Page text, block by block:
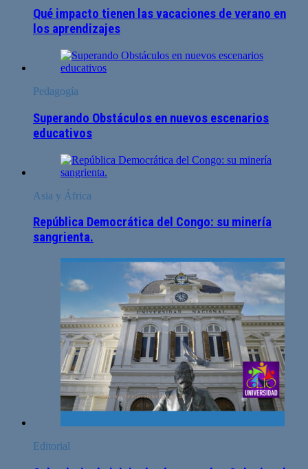
Qué impacto tienen las vacaciones de verano en
los aprendizajes
Pedagogía
Superando Obstáculos en nuevos escenarios
educativos
Asia y África
República Democrática del Congo: su minería
sangrienta.
Editorial